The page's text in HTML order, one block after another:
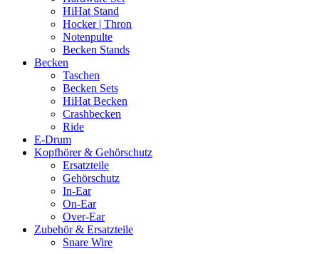
HiHat Stand
Hocker | Thron
Notenpulte
Becken Stands
Becken
Taschen
Becken Sets
HiHat Becken
Crashbecken
Ride
E-Drum
Kopfhörer & Gehörschutz
Ersatzteile
Gehörschutz
In-Ear
On-Ear
Over-Ear
Zubehör & Ersatzteile
Snare Wire